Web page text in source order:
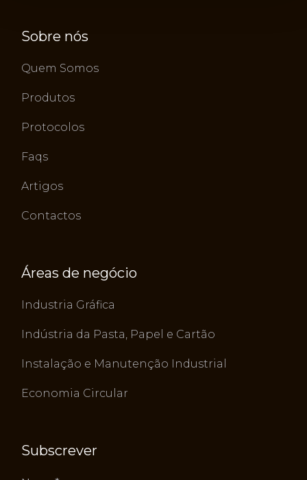
Sobre nós
Quem Somos
Produtos
Protocolos
Faqs
Artigos
Contactos
Áreas de negócio
Industria Gráfica
Indústria da Pasta, Papel e Cartão
Instalação e Manutenção Industrial
Economia Circular
Subscrever